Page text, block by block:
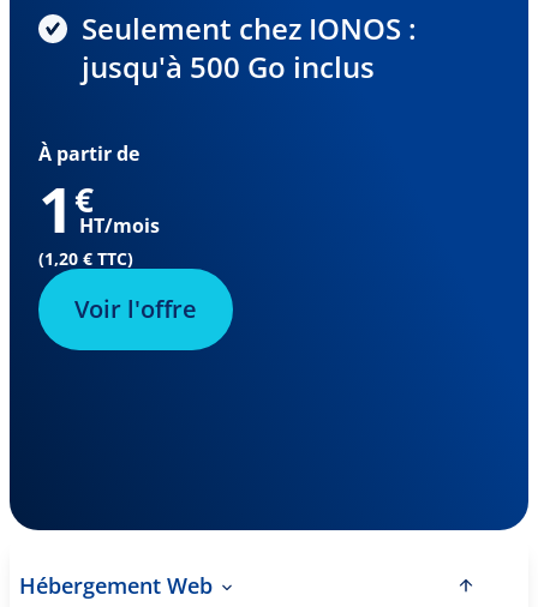
Seulement chez IONOS :
jusqu'à 500 Go inclus
Voir l'offre
À partir de
1 €
HT/mois
(1,20 € TTC)
Hébergement Web